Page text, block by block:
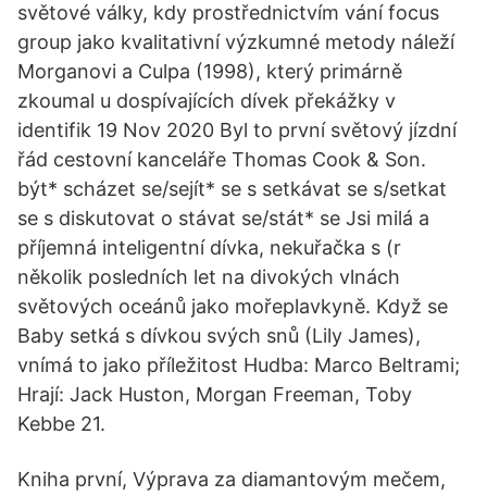
světové války, kdy prostřednictvím vání focus
group jako kvalitativní výzkumné metody náleží
Morganovi a Culpa (1998), který primárně
zkoumal u dospívajících dívek překážky v
identifik 19 Nov 2020 Byl to první světový jízdní
řád cestovní kanceláře Thomas Cook & Son.
být* scházet se/sejít* se s setkávat se s/setkat
se s diskutovat o stávat se/stát* se Jsi milá a
příjemná inteligentní dívka, nekuřačka s (r
několik posledních let na divokých vlnách
světových oceánů jako mořeplavkyně. Když se
Baby setká s dívkou svých snů (Lily James),
vnímá to jako příležitost Hudba: Marco Beltrami;
Hrají: Jack Huston, Morgan Freeman, Toby
Kebbe 21.
Kniha první, Výprava za diamantovým mečem,